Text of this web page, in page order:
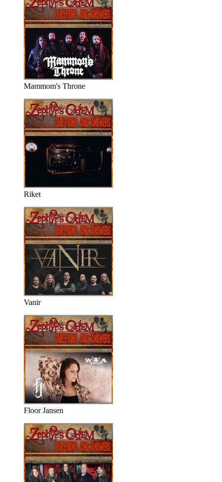
Mammom's Throne
Riket
Vanir
Floor Jansen